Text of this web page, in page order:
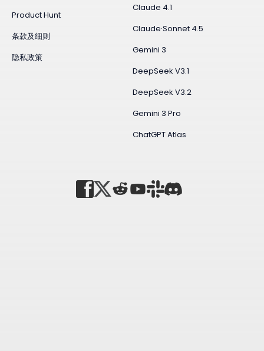
Claude 4.1
Claude·Sonnet 4.5
Gemini 3
DeepSeek V3.1
DeepSeek V3.2
Gemini 3 Pro
ChatGPT Atlas
Product Hunt
条款及细则
隐私政策